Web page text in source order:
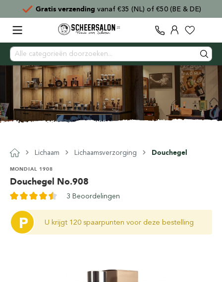
Gratis verzending vanaf €35 (NL) of €50 (BE & DE)
Lichaam Lichaamsverzorging Douchegel
Douchegel No.908
MONDIAL 1908
3 Beoordelingen
P U krijgt 120 spaarpunten voor deze bestelling